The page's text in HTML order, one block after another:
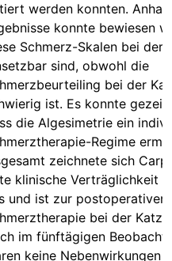
werden konnten.
konnte bewiesen
Schmerz-Skalen bei der
sind, obwohl die
bei der
ist. Es konnte
die Algesimetrie ein
Regime
zeichnete sich
klinische Verträglichkeit
und ist zur postoperativen
bei der
im fünftägigen
keine Nebenwirkungen